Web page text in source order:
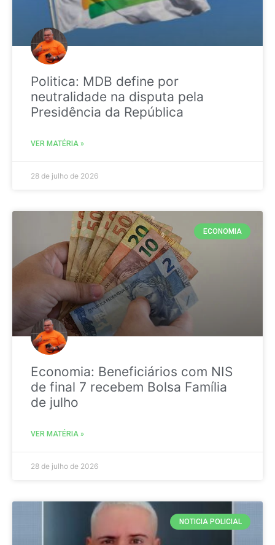
Politica: MDB define por
neutralidade na disputa pela
Presidência da República
VER MATÉRIA »
28 de julho de 2026
ECONOMIA
Economia: Beneficiários com NIS
de final 7 recebem Bolsa Família
de julho
VER MATÉRIA »
28 de julho de 2026
NOTICIA POLICIAL